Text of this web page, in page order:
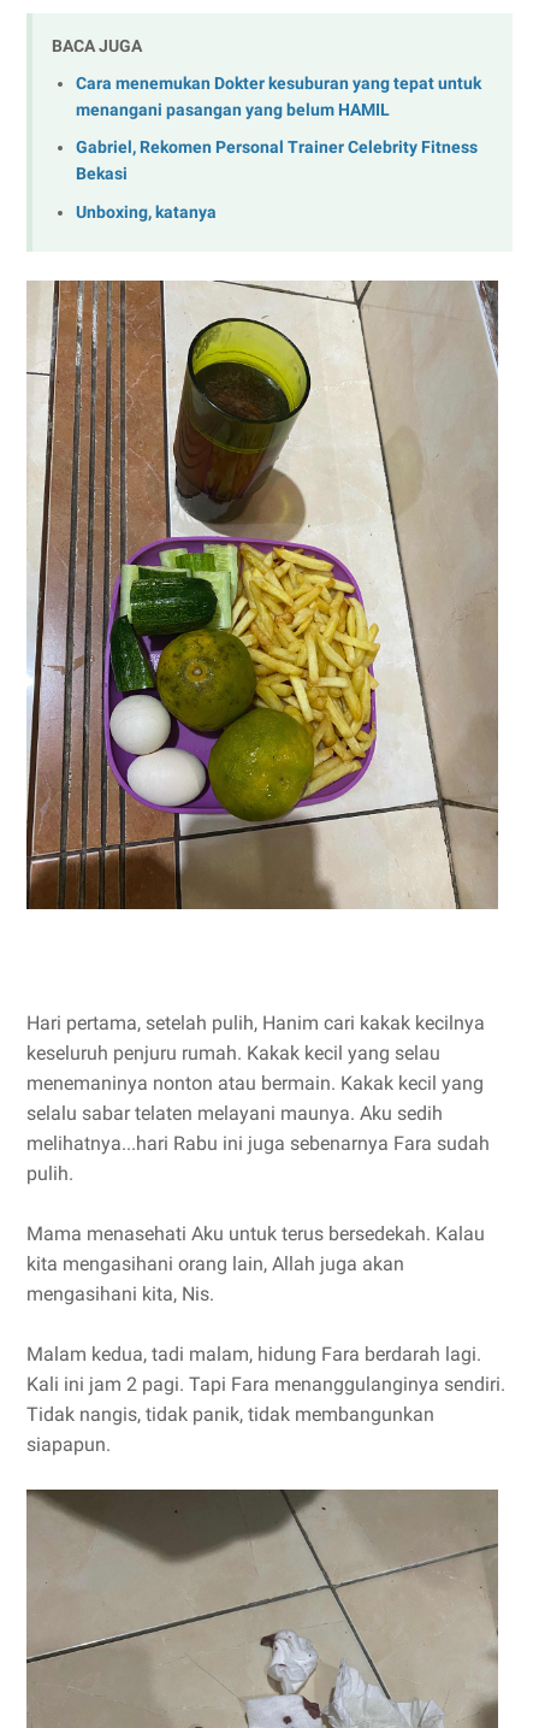
BACA JUGA
Cara menemukan Dokter kesuburan yang tepat untuk
menangani pasangan yang belum HAMIL
Gabriel, Rekomen Personal Trainer Celebrity Fitness
Bekasi
Unboxing, katanya
Hari pertama, setelah pulih, Hanim cari kakak kecilnya
keseluruh penjuru rumah. Kakak kecil yang selau
menemaninya nonton atau bermain. Kakak kecil yang
selalu sabar telaten melayani maunya. Aku sedih
melihatnya...hari Rabu ini juga sebenarnya Fara sudah
pulih.
Mama menasehati Aku untuk terus bersedekah. Kalau
kita mengasihani orang lain, Allah juga akan
mengasihani kita, Nis.
Malam kedua, tadi malam, hidung Fara berdarah lagi.
Kali ini jam 2 pagi. Tapi Fara menanggulanginya sendiri.
Tidak nangis, tidak panik, tidak membangunkan
siapapun.